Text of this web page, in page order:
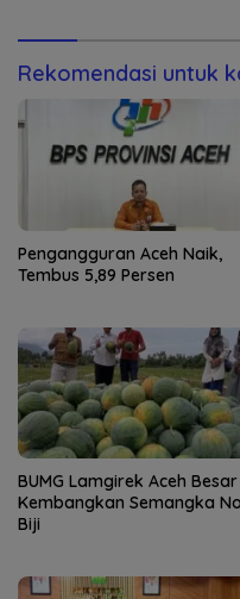
Rekomendasi untuk
Pengangguran Aceh Naik,
Tembus 5,89 Persen
BUMG Lamgirek Aceh Besar
Kembangkan Semangka
Biji